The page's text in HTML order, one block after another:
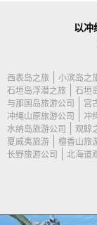
以冲
西表岛之旅 小滨岛之
石垣岛浮潜之旅
石垣
与那国岛旅游公司
宫
冲绳山原旅游公司
冲
水纳岛旅游公司
观鲸
夏威夷旅游
檀香山旅
长野旅游公司
北海道